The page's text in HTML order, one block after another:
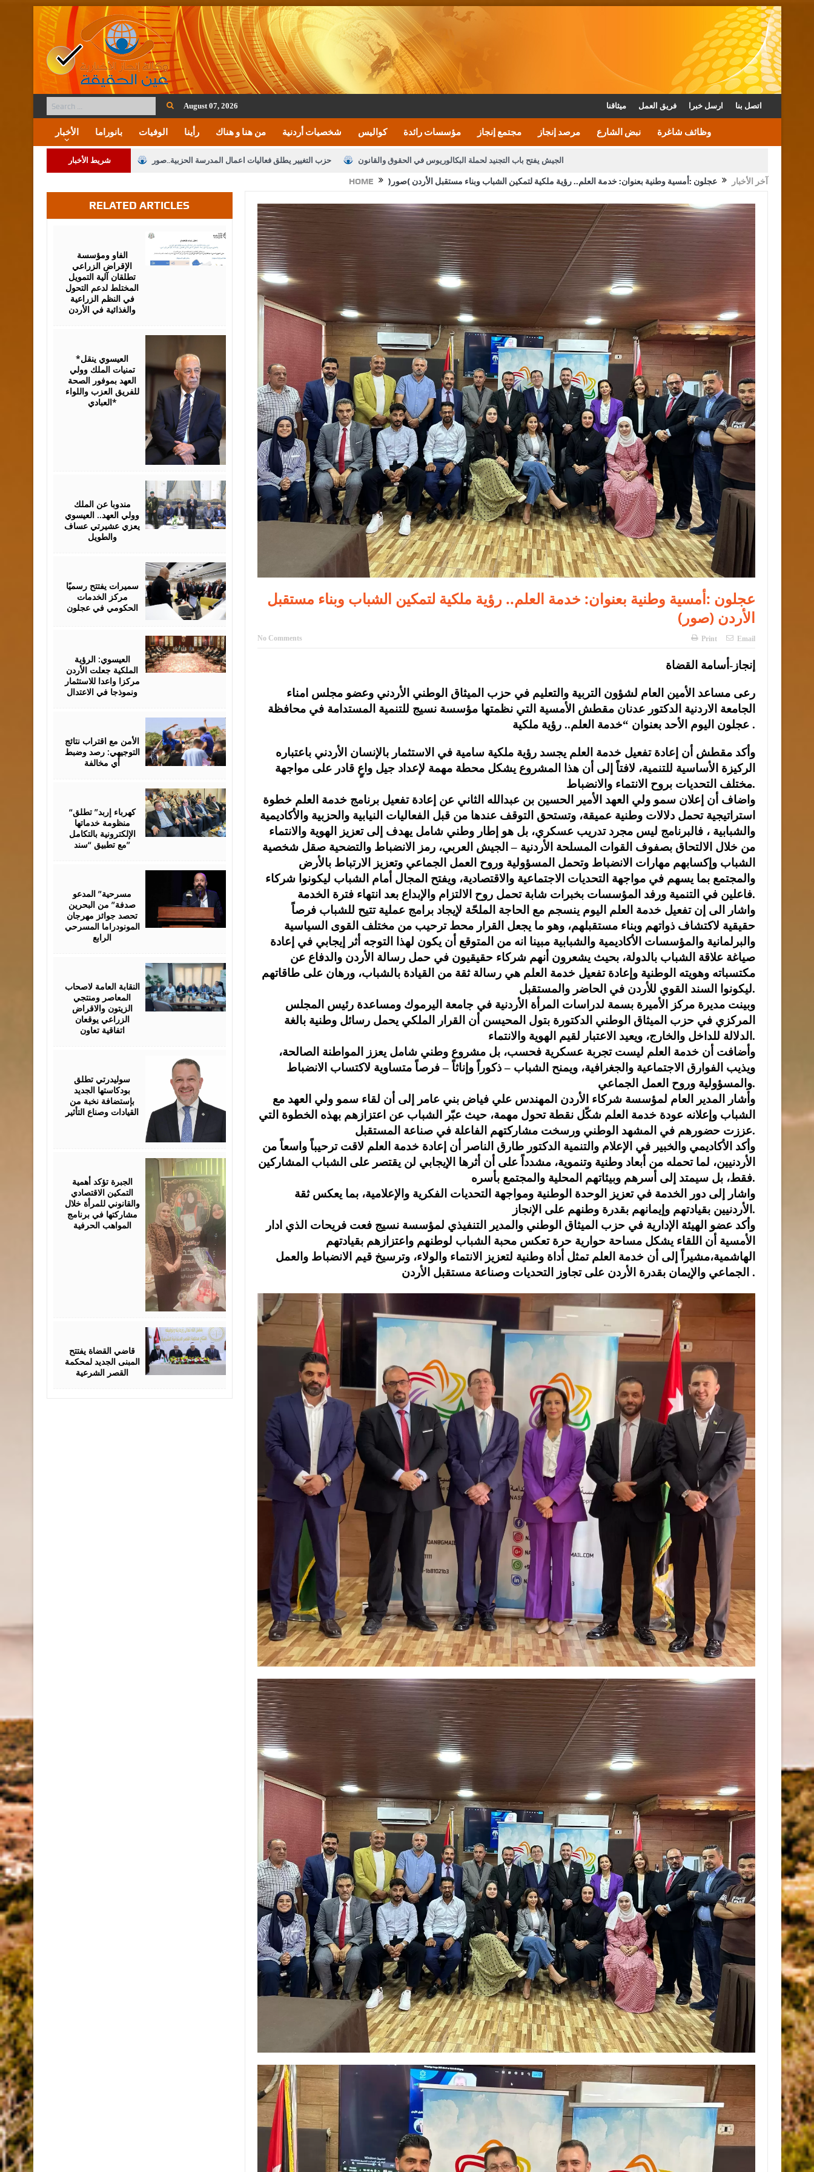
August 07, 2026 ميثاقنا فريق العمل ارسل خبرا اتصل بنا
الأخبار بانوراما الوفيات رأينا من هنا و هناك شخصيات أردنية كواليس مؤسسات رائدة مجتمع إنجاز مرصد إنجاز نبض الشارع وظائف شاغرة
شريط الأخبار حزب التغيير يطلق فعاليات اعمال المدرسة الحزبية..صور الجيش يفتح باب التجنيد لحملة البكالوريوس في الحقوق والقانون
بيان اجتماع عمّان:دعم الوصاية الهاشمية التاريخية على المقدسات الإسلامية والمسيحية الأمن يتلف 16 مليون حبة كبتاجون و1480 كغم مواد مخدرة
النواب يقر مشروع تعديل قانون الملكية العقارية القاضي يلتقي رؤساء تحرير الصحف اليومية ويؤكد حرص مجلس النواب على شراكة فاعلة مع الإعلام
دعوة المكلفين بخدمة العلم (الدفعة الثالثة) إلى مراجعة منصة خدمة العلم الملك يلتقي مجموعة من رفاق السلاح الملك يتلقى اتصالا هاتفيا من العاهل البحريني
القاضي محمود أحمد فريحات.. مبارك ومزيدا من التوفيق
HOME آخر الأخبار عجلون :أمسية وطنية بعنوان: خدمة العلم.. رؤية ملكية لتمكين الشباب وبناء مستقبل الأردن (صور)
عجلون :أمسية وطنية بعنوان: خدمة العلم.. رؤية ملكية لتمكين الشباب وبناء مستقبل
الأردن (صور)
No Comments Print Email
إنجاز-أسامة القضاة
رعى مساعد الأمين العام لشؤون التربية والتعليم في حزب الميثاق الوطني الأردني وعضو مجلس امناء
الجامعة الاردنية الدكتور عدنان مقطش الأمسية التي نظمتها مؤسسة نسيج للتنمية المستدامة في محافظة
عجلون اليوم الأحد بعنوان “خدمة العلم.. رؤية ملكية .
وأكد مقطش أن إعادة تفعيل خدمة العلم يجسد رؤية ملكية سامية في الاستثمار بالإنسان الأردني باعتباره
الركيزة الأساسية للتنمية، لافتاً إلى أن هذا المشروع يشكل محطة مهمة لإعداد جيل واعٍ قادر على مواجهة
مختلف التحديات بروح الانتماء والانضباط.
واضاف أن إعلان سمو ولي العهد الأمير الحسين بن عبدالله الثاني عن إعادة تفعيل برنامج خدمة العلم خطوة
استراتيجية تحمل دلالات وطنية عميقة، وتستحق التوقف عندها من قبل الفعاليات النيابية والحزبية والأكاديمية
والشبابية ، فالبرنامج ليس مجرد تدريب عسكري، بل هو إطار وطني شامل يهدف إلى تعزيز الهوية والانتماء
من خلال الالتحاق بصفوف القوات المسلحة الأردنية – الجيش العربي، رمز الانضباط والتضحية صقل شخصية
الشباب وإكسابهم مهارات الانضباط وتحمل المسؤولية وروح العمل الجماعي وتعزيز الارتباط بالأرض
والمجتمع بما يسهم في مواجهة التحديات الاجتماعية والاقتصادية، ويفتح المجال أمام الشباب ليكونوا شركاء
فاعلين في التنمية ورفد المؤسسات بخبرات شابة تحمل روح الالتزام والإبداع بعد انتهاء فترة الخدمة.
واشار الى إن تفعيل خدمة العلم اليوم ينسجم مع الحاجة الملحّة لإيجاد برامج عملية تتيح للشباب فرصاً
حقيقية لاكتشاف ذواتهم وبناء مستقبلهم، وهو ما يجعل القرار محط ترحيب من مختلف القوى السياسية
والبرلمانية والمؤسسات الأكاديمية والشبابية مبينا انه من المتوقع أن يكون لهذا التوجه أثر إيجابي في إعادة
صياغة علاقة الشباب بالدولة، بحيث يشعرون أنهم شركاء حقيقيون في حمل رسالة الأردن والدفاع عن
مكتسباته وهويته الوطنية وإعادة تفعيل خدمة العلم هي رسالة ثقة من القيادة بالشباب، ورهان على طاقاتهم
ليكونوا السند القوي للأردن في الحاضر والمستقبل.
وبينت مديرة مركز الأميرة بسمة لدراسات المرأة الأردنية في جامعة اليرموك ومساعدة رئيس المجلس
المركزي في حزب الميثاق الوطني الدكتورة بتول المحيسن أن القرار الملكي يحمل رسائل وطنية بالغة
الدلالة للداخل والخارج، ويعيد الاعتبار لقيم الهوية والانتماء.
وأضافت أن خدمة العلم ليست تجربة عسكرية فحسب، بل مشروع وطني شامل يعزز المواطنة الصالحة،
ويذيب الفوارق الاجتماعية والجغرافية، ويمنح الشباب – ذكوراً وإناثاً – فرصاً متساوية لاكتساب الانضباط
والمسؤولية وروح العمل الجماعي.
وأشار المدير العام لمؤسسة شركاء الأردن المهندس علي فياض بني عامر إلى أن لقاء سمو ولي العهد مع
الشباب وإعلانه عودة خدمة العلم شكّل نقطة تحول مهمة، حيث عبّر الشباب عن اعتزازهم بهذه الخطوة التي
عززت حضورهم في المشهد الوطني ورسخت مشاركتهم الفاعلة في صناعة المستقبل.
وأكد الأكاديمي والخبير في الإعلام والتنمية الدكتور طارق الناصر أن إعادة خدمة العلم لاقت ترحيباً واسعاً من
الأردنيين، لما تحمله من أبعاد وطنية وتنموية، مشدداً على أن أثرها الإيجابي لن يقتصر على الشباب المشاركين
فقط، بل سيمتد إلى أسرهم وبيئاتهم المحلية والمجتمع بأسره.
واشار إلى دور الخدمة في تعزيز الوحدة الوطنية ومواجهة التحديات الفكرية والإعلامية، بما يعكس ثقة
الأردنيين بقيادتهم وإيمانهم بقدرة وطنهم على الإنجاز.
وأكد عضو الهيئة الإدارية في حزب الميثاق الوطني والمدير التنفيذي لمؤسسة نسيج فعت فريحات الذي ادار
الأمسية أن اللقاء يشكل مساحة حوارية حرة تعكس محبة الشباب لوطنهم واعتزازهم بقيادتهم
الهاشمية،مشيراً إلى أن خدمة العلم تمثل أداة وطنية لتعزيز الانتماء والولاء، وترسيخ قيم الانضباط والعمل
الجماعي والإيمان بقدرة الأردن على تجاوز التحديات وصناعة مستقبل الأردن .
RELATED ARTICLES
الفاو ومؤسسة
الإقراض الزراعي
تطلقان آلية التمويل
المختلط لدعم التحول
في النظم الزراعية
والغذائية في الأردن
*العيسوي ينقل
تمنيات الملك وولي
العهد بموفور الصحة
للفريق العزب واللواء
العبادي*
مندوبا عن الملك
وولي العهد.. العيسوي
يعزي عشيرتي عساف
والطويل
سميرات يفتتح رسميًا
مركز الخدمات
الحكومي في عجلون
2026
العيسوي: الرؤية
الملكية جعلت الأردن
مركزا واعدا للاستثمار
ونموذجا في الاعتدال
الأمن مع اقتراب نتائج
التوجيهي: رصد وضبط
أي مخالفة
2026
“كهرباء إربد” تطلق
منظومة خدماتها
الإلكترونية بالتكامل
مع تطبيق “سند”
مسرحية” المدعو
صدفة” من البحرين
تحصد جوائز مهرجان
المونودراما المسرحي
الرابع
النقابة العامة لاصحاب
المعاصر ومنتجي
الزيتون والاقراض
الزراعي يوقعان
اتفاقية تعاون
2026
سوليدرتي تطلق
بودكاستها الجديد
بإستضافة نخبة من
القيادات وصناع التأثير
الجبرة تؤكد أهمية
التمكين الاقتصادي
والقانوني للمرأة خلال
مشاركتها في برنامج
المواهب الحرفية
قاضي القضاة يفتتح
المبنى الجديد لمحكمة
القصر الشرعية